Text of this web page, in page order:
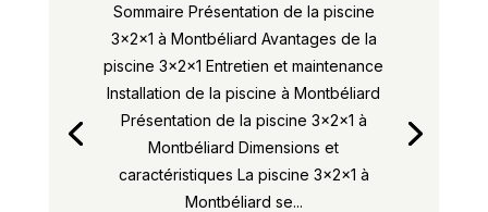
Sommaire Présentation de la piscine
3x2x1 à Montbéliard Avantages de la
piscine 3x2x1 Entretien et maintenance
Installation de la piscine à Montbéliard
Présentation de la piscine 3x2x1 à
Montbéliard Dimensions et
caractéristiques La piscine 3x2x1 à
Montbéliard se...